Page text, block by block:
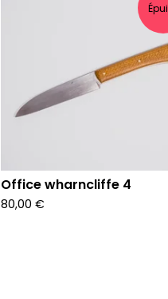
Office wharncliffe 4
80,00 €